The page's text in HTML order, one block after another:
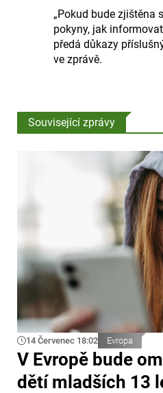
„Pokud bude zjištěna
pokyny, jak
předá důkazy
ve zprávě.
Související zprávy
14 Červenec 18:02 Evropa
V Evropě bude
dětí mladších 13